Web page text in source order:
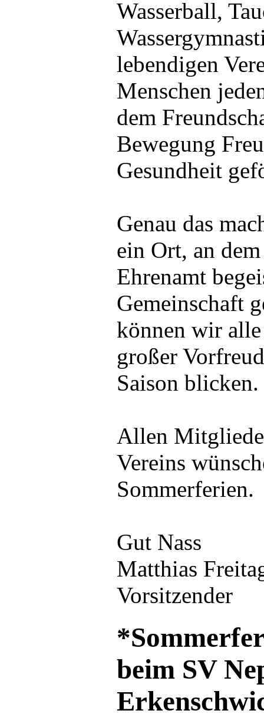
Wasserball,
lebendigen
Menschen
dem
Bewegung
Gesundheit
Genau das
ein Ort, an
Ehrenamt
Gemeinschaft
können wir
großer
Saison blicken.
Allen
Vereins
Sommerferien.
Gut Nass
Matthias
Vorsitzender
beim SV